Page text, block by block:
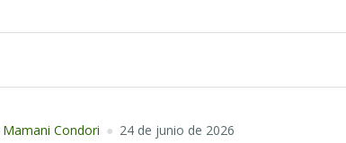
Mamani Condori 24 de junio de 2026